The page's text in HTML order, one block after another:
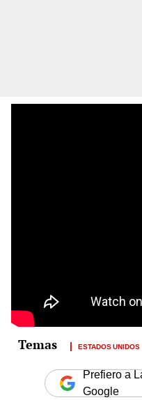
ESTADOS UNIDOS
Prefiero a
Google